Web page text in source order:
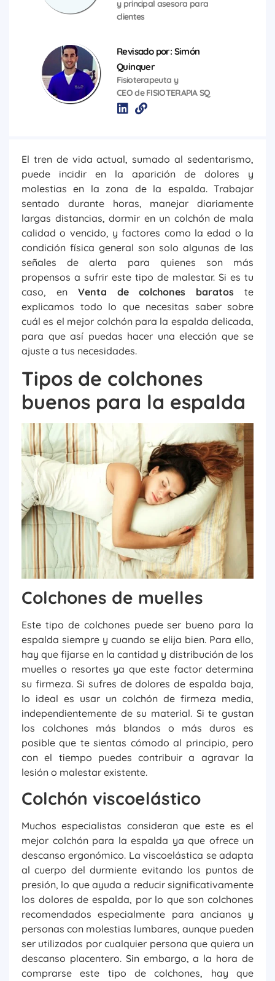
y principal asesora para
clientes
Revisado por: Simón
Quinquer
Fisioterapeuta y
CEO de FISIOTERAPIA SQ
El tren de vida actual, sumado al sedentarismo,
puede incidir en la aparición de dolores y
molestias en la zona de la espalda. Trabajar
sentado durante horas, manejar diariamente
largas distancias, dormir en un colchón de mala
calidad o vencido, y factores como la edad o la
condición física general son solo algunas de las
señales de alerta para quienes son más
propensos a sufrir este tipo de malestar. Si es tu
caso, en Venta de colchones baratos te
explicamos todo lo que necesitas saber sobre
cuál es el mejor colchón para la espalda delicada,
para que así puedas hacer una elección que se
ajuste a tus necesidades.
Tipos de colchones
buenos para la espalda
Colchones de muelles
Este tipo de colchones puede ser bueno para la
espalda siempre y cuando se elija bien. Para ello,
hay que fijarse en la cantidad y distribución de los
muelles o resortes ya que este factor determina
su firmeza. Si sufres de dolores de espalda baja,
lo ideal es usar un colchón de firmeza media,
independientemente de su material. Si te gustan
los colchones más blandos o más duros es
posible que te sientas cómodo al principio, pero
con el tiempo puedes contribuir a agravar la
lesión o malestar existente.
Colchón viscoelástico
Muchos especialistas consideran que este es el
mejor colchón para la espalda ya que ofrece un
descanso ergonómico. La viscoelástica se adapta
al cuerpo del durmiente evitando los puntos de
presión, lo que ayuda a reducir significativamente
los dolores de espalda, por lo que son colchones
recomendados especialmente para ancianos y
personas con molestias lumbares, aunque pueden
ser utilizados por cualquier persona que quiera un
descanso placentero. Sin embargo, a la hora de
comprarse este tipo de colchones, hay que